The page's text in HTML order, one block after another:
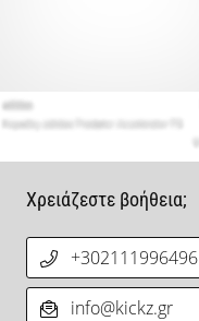
Χρειάζεστε βοήθεια;
+302111996496
info@kickz.gr